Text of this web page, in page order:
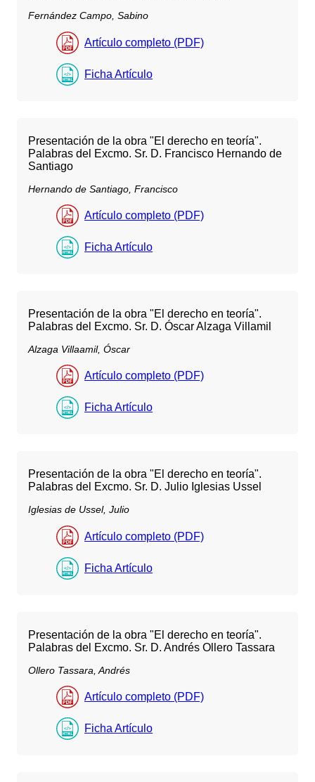
Fernández Campo, Sabino
Artículo completo (PDF)
Ficha Artículo
Presentación de la obra "El derecho en teoría".
Palabras del Excmo. Sr. D. Francisco Hernando de
Santiago
Hernando de Santiago, Francisco
Artículo completo (PDF)
Ficha Artículo
Presentación de la obra "El derecho en teoría".
Palabras del Excmo. Sr. D. Óscar Alzaga Villamil
Alzaga Villaamil, Óscar
Artículo completo (PDF)
Ficha Artículo
Presentación de la obra "El derecho en teoría".
Palabras del Excmo. Sr. D. Julio Iglesias Ussel
Iglesias de Ussel, Julio
Artículo completo (PDF)
Ficha Artículo
Presentación de la obra "El derecho en teoría".
Palabras del Excmo. Sr. D. Andrés Ollero Tassara
Ollero Tassara, Andrés
Artículo completo (PDF)
Ficha Artículo